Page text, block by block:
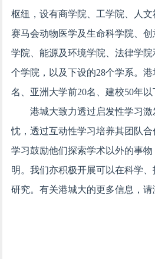
枢纽，设有商学院、工学院、人文
赛马会动物医学及生命科学院、
学院、能源及环境学院、法律学
个学院，以及下设的28个学系。
名、亚洲大学前20名、建校50年以
港城大致力透过启发性学习
忱，透过互动性学习培养其团队
学习鼓励他们探索学术以外的事
明。我们亦积极开展可以在科学
研究。有关港城大的更多信息，请